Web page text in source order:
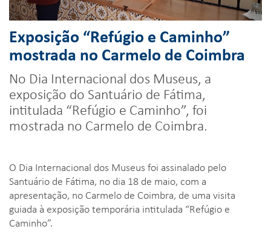
Exposição “Refúgio e Caminho”
mostrada no Carmelo de Coimbra
No Dia Internacional dos Museus, a
exposição do Santuário de Fátima,
intitulada “Refúgio e Caminho”, foi
mostrada no Carmelo de Coimbra.
O Dia Internacional dos Museus foi assinalado pelo
Santuário de Fátima, no dia 18 de maio, com a
apresentação, no Carmelo de Coimbra, de uma visita
guiada à exposição temporária intitulada “Refúgio e
Caminho”.